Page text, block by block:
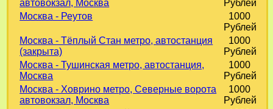
автовокзал, Москва
Рублей
Москва - Реутов
1000
Рублей
Москва - Тёплый Стан метро, автостанция
(закрыта)
1000
Рублей
Москва - Тушинская метро, автостанция,
Москва
1000
Рублей
Москва - Ховрино метро, Северные ворота
автовокзал, Москва
1000
Рублей